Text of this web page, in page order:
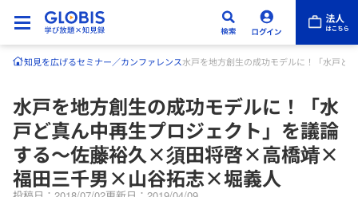
知見を広げるセミナー／カンファレンス水戸を地方創生の成功モデルに！「水戸
水戸を地方創生の成功モデルに！「水
戸ど真ん中再生プロジェクト」を議論
する～佐藤裕久×須田将啓×高橋靖×
福田三千男×山谷拓志×堀義人